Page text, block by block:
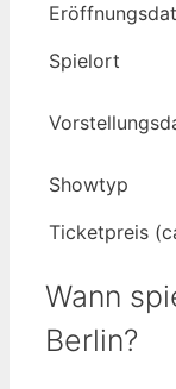
Spielort
Showtyp
Ticketpreis
Wann
Berlin?